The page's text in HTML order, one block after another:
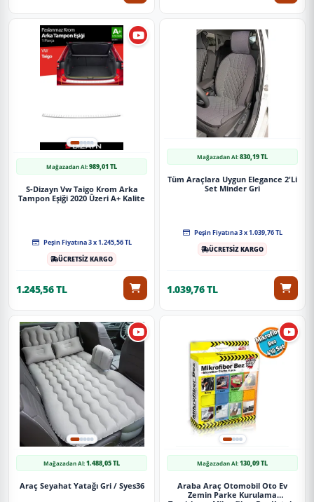
Mağazadan Al:989,01 TL
S-Dizayn Vw Taigo Krom Arka
Tampon Eşiği 2020 Üzeri A+ Kalite
Peşin Fiyatına 3 x 1.245,56 TL
ÜCRETSİZ KARGO
1.245,56 TL
Mağazadan Al:830,19 TL
Tüm Araçlara Uygun Elegance 2'Li
Set Minder Gri
Peşin Fiyatına 3 x 1.039,76 TL
ÜCRETSİZ KARGO
1.039,76 TL
Mağazadan Al:1.488,05 TL
Araç Seyahat Yatağı Gri / Syes36
Mağazadan Al:130,09 TL
Araba Araç Otomobil Oto Ev
Zemin Parke Kurulama